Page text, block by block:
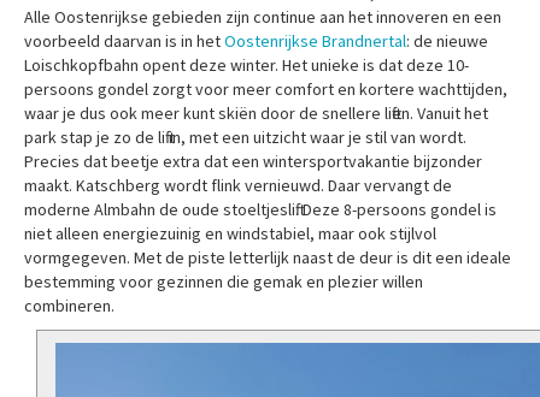
Alle Oostenrijkse gebieden zijn continue aan het innoveren en een
voorbeeld daarvan is in hetOostenrijkse Brandnertal: de nieuwe
Loischkopfbahn opent deze winter. Het unieke is dat deze 10-
persoons gondel zorgt voor meer comfort en kortere wachttijden,
waar je dus ook meer kunt skiën door de snellere liften. Vanuit het
park stap je zo de lift in, met een uitzicht waar je stil van wordt.
Precies dat beetje extra dat een wintersportvakantie bijzonder
maakt. Katschberg wordt flink vernieuwd. Daar vervangt de
moderne Almbahn de oude stoeltjeslift. Deze 8-persoons gondel is
niet alleen energiezuinig en windstabiel, maar ook stijlvol
vormgegeven. Met de piste letterlijk naast de deur is dit een ideale
bestemming voor gezinnen die gemak en plezier willen
combineren.